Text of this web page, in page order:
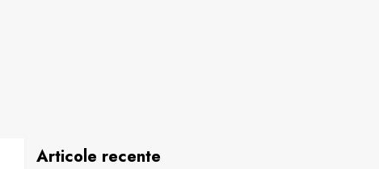
Articole recente